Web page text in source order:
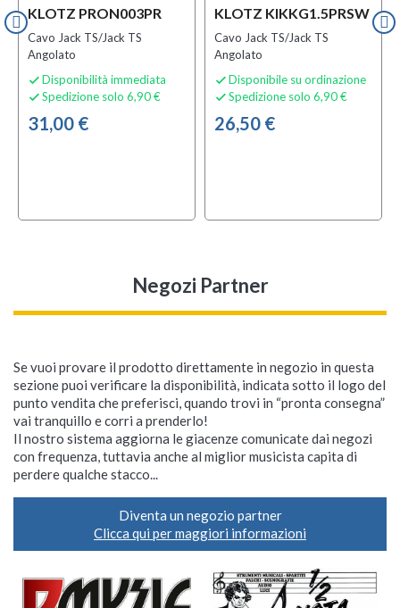
KLOTZ PRON003PR
Cavo Jack TS/Jack TS
Angolato
 Disponibilità immediata
 Spedizione solo 6,90 €
31,00 €
KLOTZ KIKKG1.5PRSW
Cavo Jack TS/Jack TS
Angolato
 Disponibile su ordinazione
 Spedizione solo 6,90 €
26,50 €
Negozi Partner
Se vuoi provare il prodotto direttamente in negozio in questa
sezione puoi verificare la disponibilità, indicata sotto il logo del
punto vendita che preferisci, quando trovi in “pronta consegna”
vai tranquillo e corri a prenderlo!
Il nostro sistema aggiorna le giacenze comunicate dai negozi
con frequenza, tuttavia anche al miglior musicista capita di
perdere qualche stacco...
Diventa un negozio partner
Clicca qui per maggiori informazioni